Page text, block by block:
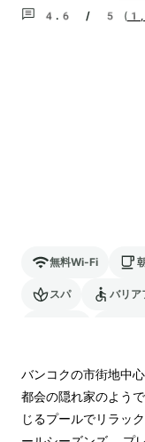
4.6 / 5 (
無料Wi-Fi
スパ バリア
バンコクの市街地中
都会の隠れ家のよう
じるプールでリラッ